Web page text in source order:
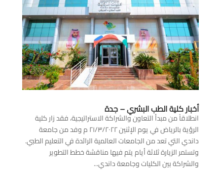
أخبار كلية الطب البشري – جدة
انطلاقاً من مبدأ التعاون والشراكة الاستراتيجية، فقد زار كلية
الرؤية بالرياض في يوم الإثنين ٢١/٣/٢٠٢٢ م وفد من جامعة
داندي التي تعد من الجامعات العالمية الرائدة في التعليم الطبي.
وتستمر الزيارة ثلاثة أيام يتم فيها مناقشة خطط التطوير
والشراكة بين الكليات وجامعة داندي...